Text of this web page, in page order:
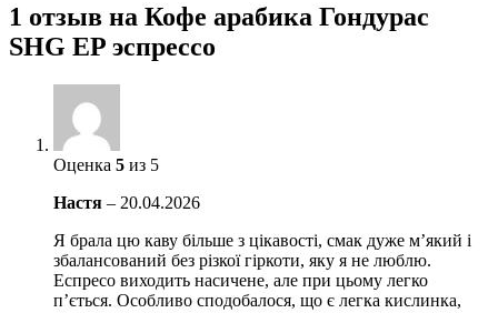
1 отзыв на Кофе арабика Гондурас
SHG EP эспрессо
Оценка 5 из 5
Настя – 20.04.2026
Я брала цю каву більше з цікавості, смак дуже м’який і
збалансований без різкої гіркоти, яку я не люблю.
Еспресо виходить насичене, але при цьому легко
п’ється. Особливо сподобалося, що є легка кислинка,